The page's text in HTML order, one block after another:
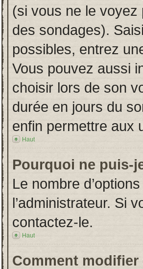
(si vous ne le voyez
des sondages).
possibles, entrez
Vous pouvez aussi
choisir lors de son
durée en jours du
enfin permettre aux
Haut
Pourquoi ne puis-
Le nombre
l’administrateur. Si
contactez-le.
Haut
Comment